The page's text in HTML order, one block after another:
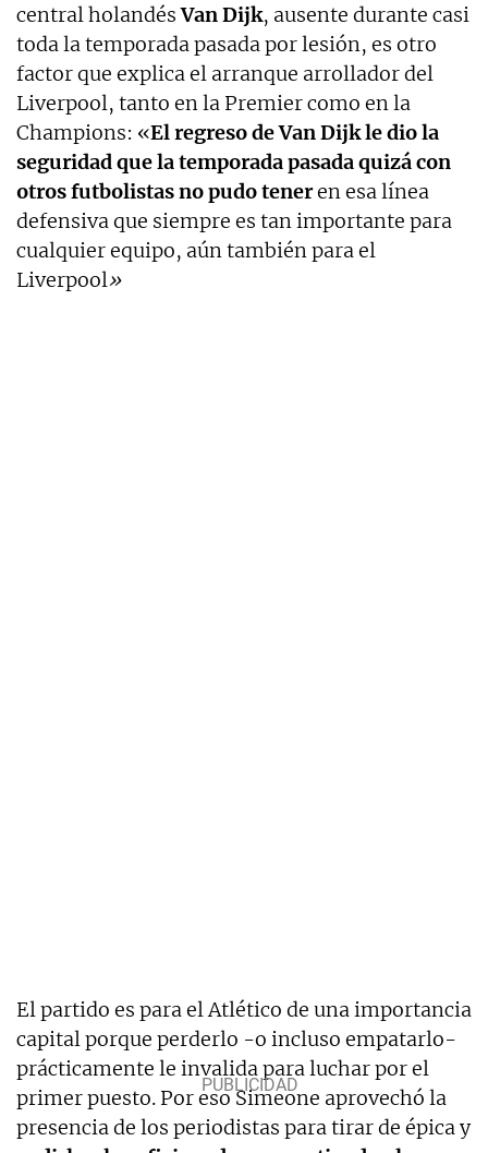
central holandésVan Dijk, ausente durante casi
toda la temporada pasada por lesión, es otro
factor que explica el arranque arrollador del
Liverpool, tanto en la Premier como en la
Champions: «El regreso de Van Dijk le dio la
seguridad que la temporada pasada quizá con
otros futbolistas no pudo teneren esa línea
defensiva que siempre es tan importante para
cualquier equipo, aún también para el
Liverpool»
El partido es para el Atlético de una importancia
capital porque perderlo -o incluso empatarlo-
prácticamente le invalida para luchar por el
primer puesto. Por eso Simeone aprovechó la
presencia de los periodistas para tirar de épica y